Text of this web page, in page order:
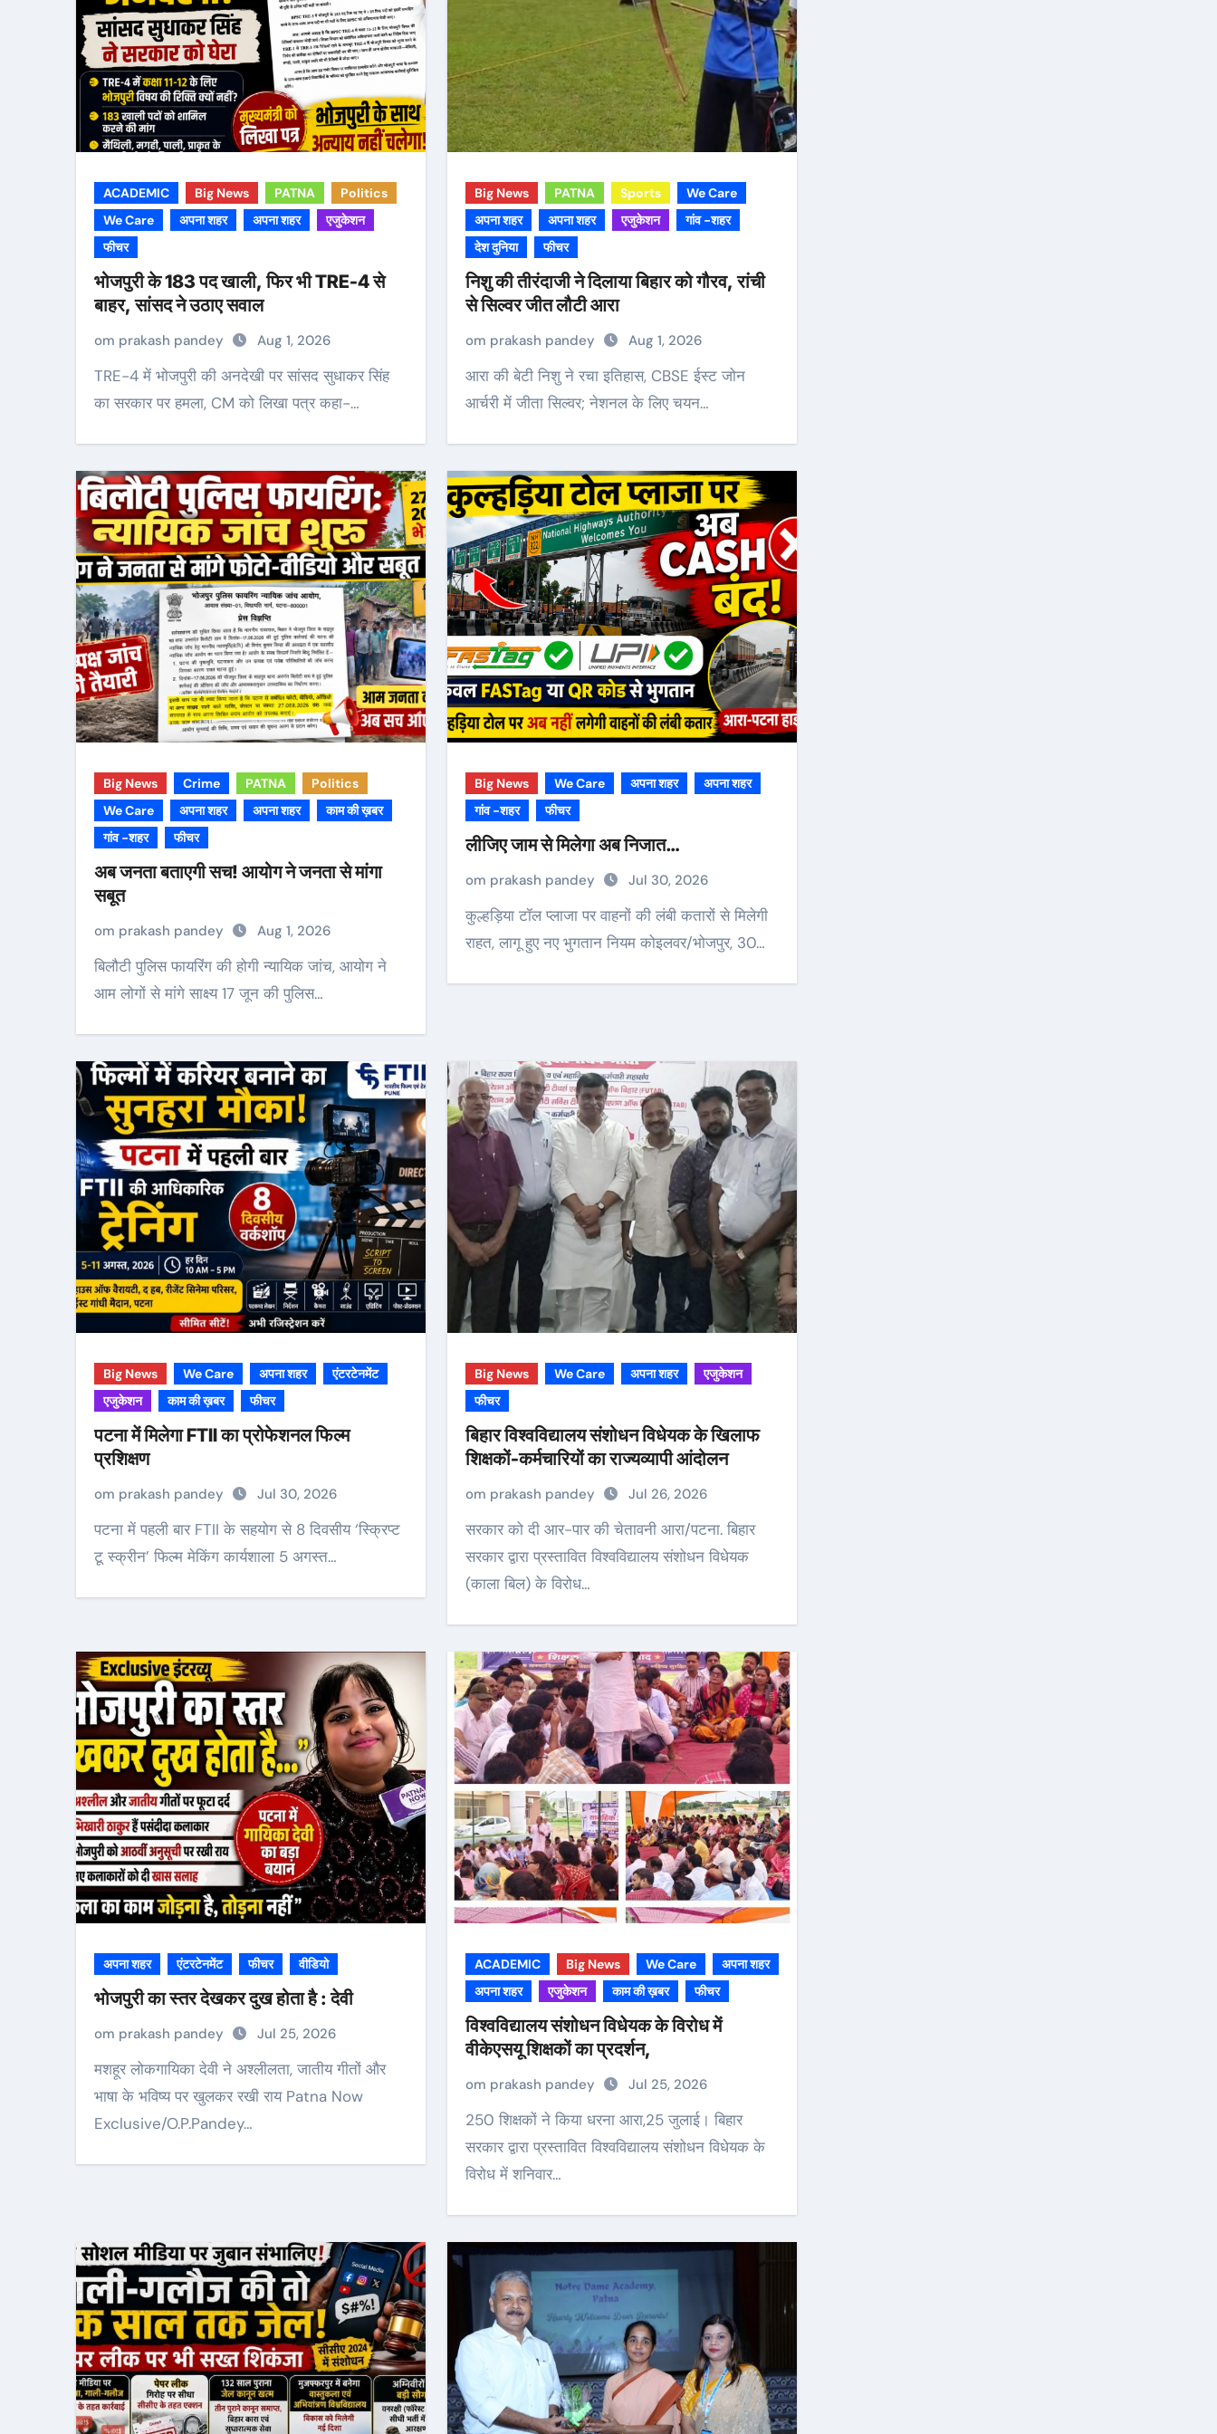
ACADEMIC Big News PATNA
Politics
We Care
अपना शहर अपना शहर
एजुकेशन
फीचर
भोजपुरी के 183 पद खाली, फिर भी TRE-4 से
बाहर, सांसद ने उठाए सवाल
om prakash pandey Aug 1, 2026
TRE-4 में भोजपुरी की अनदेखी पर सांसद सुधाकर सिंह
का सरकार पर हमला, CM को लिखा पत्र कहा-…
Big News PATNA Sports
We Care
अपना शहर
अपना शहर एजुकेशन
गांव -शहर
देश दुनिया
फीचर
निशु की तीरंदाजी ने दिलाया बिहार को गौरव, रांची
से सिल्वर जीत लौटी आरा
om prakash pandey Aug 1, 2026
आरा की बेटी निशु ने रचा इतिहास, CBSE ईस्ट जोन
आर्चरी में जीता सिल्वर; नेशनल के लिए चयन…
Big News Crime PATNA
Politics
We Care
अपना शहर अपना शहर
काम की ख़बर
गांव -शहर
फीचर
अब जनता बताएगी सच! आयोग ने जनता से मांगा
सबूत
om prakash pandey Aug 1, 2026
बिलौटी पुलिस फायरिंग की होगी न्यायिक जांच, आयोग ने
आम लोगों से मांगे साक्ष्य 17 जून की पुलिस…
Big News We Care अपना शहर
अपना शहर
गांव -शहर
फीचर
लीजिए जाम से मिलेगा अब निजात…
om prakash pandey Jul 30, 2026
कुल्हड़िया टॉल प्लाजा पर वाहनों की लंबी कतारों से मिलेगी
राहत, लागू हुए नए भुगतान नियम कोइलवर/भोजपुर, 30…
Big News We Care अपना शहर
एंटरटेनमेंट
एजुकेशन
काम की ख़बर फीचर
पटना में मिलेगा FTII का प्रोफेशनल फिल्म
प्रशिक्षण
om prakash pandey Jul 30, 2026
पटना में पहली बार FTII के सहयोग से 8 दिवसीय ‘स्क्रिप्ट
टू स्क्रीन’ फिल्म मेकिंग कार्यशाला 5 अगस्त…
Big News We Care अपना शहर
एजुकेशन
फीचर
बिहार विश्वविद्यालय संशोधन विधेयक के खिलाफ
शिक्षकों-कर्मचारियों का राज्यव्यापी आंदोलन
om prakash pandey Jul 26, 2026
सरकार को दी आर-पार की चेतावनी आरा/पटना. बिहार
सरकार द्वारा प्रस्तावित विश्वविद्यालय संशोधन विधेयक
(काला बिल) के विरोध…
अपना शहर एंटरटेनमेंट फीचर वीडियो
भोजपुरी का स्तर देखकर दुख होता है : देवी
om prakash pandey Jul 25, 2026
मशहूर लोकगायिका देवी ने अश्लीलता, जातीय गीतों और
भाषा के भविष्य पर खुलकर रखी राय Patna Now
Exclusive/O.P.Pandey…
ACADEMIC Big News We Care
अपना शहर
अपना शहर
एजुकेशन काम की ख़बर फीचर
विश्वविद्यालय संशोधन विधेयक के विरोध में
वीकेएसयू शिक्षकों का प्रदर्शन,
om prakash pandey Jul 25, 2026
250 शिक्षकों ने किया धरना आरा,25 जुलाई। बिहार
सरकार द्वारा प्रस्तावित विश्वविद्यालय संशोधन विधेयक के
विरोध में शनिवार…